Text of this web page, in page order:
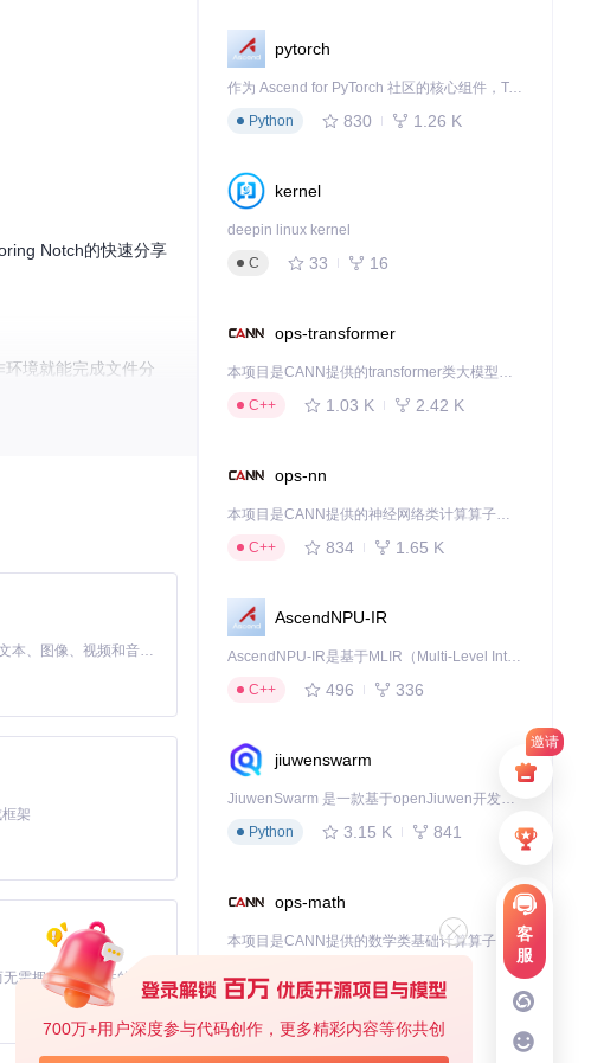
邀请
客
服
700万+用户深度参与代码创作，更多精彩内容等你共创
Notch的快速分享
境就能完成文件分
boringNotch/Asset
Shelf/Servi
习惯，将常用服务置
享服务，整个过程无
MiniMax H3 是一个通用的全模态生成系统。它支持对由文本、图像、视频和音频组成的多模态上下文进行统一理解，并能生成分辨率高达 2K、时长可达 15 秒的带原生立体声音频的视频。得益于面向任务泛化的系统设计，H3 在预训练阶段就已具备广泛的多模态上下文理解与生成能力，能够出色地执行复杂的多模态指令。
架
基于Python的Xiaozhi AI，适用于想要完整Xiaozhi体验而无需拥有专用硬件的用户。
pytorch
作为 Ascend for PyTorch 社区的核心组件，TorchNPU 是昇腾专为 PyTorch 打造的深度学习适配插件，使 PyTorch 框架能够直接调用昇腾 NPU，为开发者提供昇腾 AI 处理器的超强算力。
Python
830 1.26 K
kernel
deepin linux kernel
C
33 16
ops-transformer
本项目是CANN提供的transformer类大模型算子库，实现网络在NPU上加速计算。
C++
1.03 K 2.42 K
ops-nn
本项目是CANN提供的神经网络类计算算子库，实现网络在NPU上加速计算。
C++
834 1.65 K
AscendNPU-IR
AscendNPU-IR是基于MLIR（Multi-Level Intermediate Representation）构建的，面向昇腾亲和算子编译时使用的中间表示，提供昇腾完备表达能力，通过编译优化提升昇腾AI处理器计算效率，支持通过生态框架使能昇腾AI处理器与深度调优
C++
496 336
jiuwenswarm
JiuwenSwarm 是一款基于openJiuwen开发的智能AI Agent，它能够将大语言模型的强大能力，通过你日常使用的各类通讯应用，直接延伸至你的指尖。
Python
3.15 K 841
ops-math
C++
deveco-code